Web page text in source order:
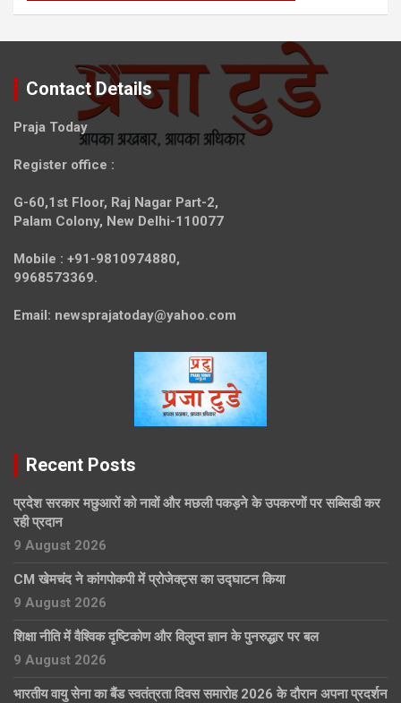
Contact Details
Praja Today
Register office :
G-60,1st Floor, Raj Nagar Part-2,
Palam Colony, New Delhi-110077
Mobile : +91-9810974880,
9968573369.
Email: newsprajatoday@yahoo.com
Recent Posts
प्रदेश सरकार मछुआरों को नावों और मछली पकड़ने के उपकरणों पर सब्सिडी कर
रही प्रदान
9 August 2026
CM खेमचंद ने कांगपोकपी में प्रोजेक्ट्स का उद्घाटन किया
9 August 2026
शिक्षा नीति में वैश्विक दृष्टिकोण और विलुप्त ज्ञान के पुनरुद्धार पर बल
9 August 2026
भारतीय वायु सेना का बैंड स्वतंत्रता दिवस समारोह 2026 के दौरान अपना प्रदर्शन